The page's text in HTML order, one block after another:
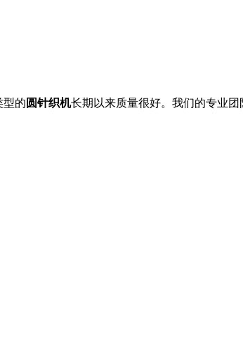
型的 圆针织机长期以来质量很好。我们的专业